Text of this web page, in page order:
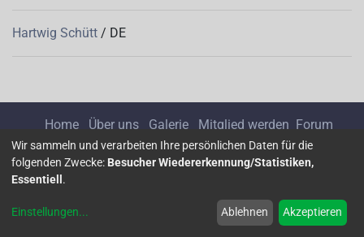
Hartwig Schütt / DE
Home Über uns Galerie Mitglied werden Forum
Impressum Datenschutz
Wir sammeln und verarbeiten Ihre persönlichen Daten für die
folgenden Zwecke: Besucher Wiedererkennung/Statistiken,
Essentiell .
Einstellungen... Ablehnen Akzeptieren